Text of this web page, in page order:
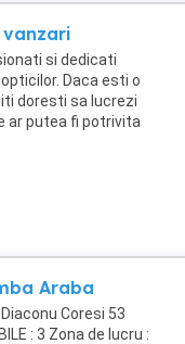
si dedicati
Daca esti o
doresti sa lucrezi
ar putea fi potrivita
Araba
Coresi 53
: 3 Zona de lucru :